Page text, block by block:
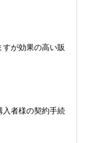
が効果の高い販
入者様の契約手続